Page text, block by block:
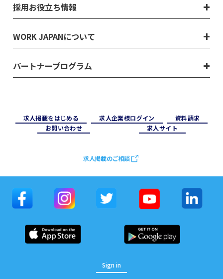
採用お役立ち情報
WORK JAPANについて
パートナープログラム
求⼈掲載をはじめる 求⼈企業様ログイン
資料請求
お問い合わせ
求⼈サイト
求人掲載のご相談
Sign in